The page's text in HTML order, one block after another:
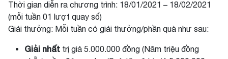
Thời gian diễn ra chương trình: 18/01/2021 – 18/02/2021
(mỗi tuần 01 lượt quay số)
Giải thưởng: Mỗi tuần có giải thưởng/phần quà như sau:
Giải nhất trị giá 5.000.000 đồng (Năm triệu đồng